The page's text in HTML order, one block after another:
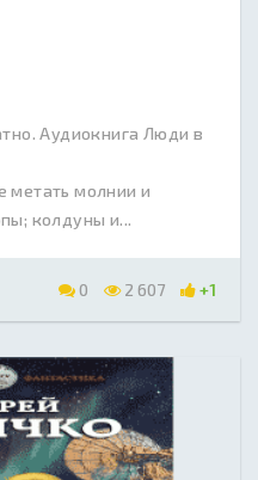
Аудиокнига Люди в
метать молнии и
колдуны и...
0 2 607 +1